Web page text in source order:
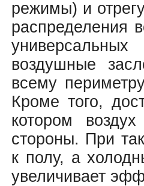
режимы) и
распределения
воздушные
всему
Кроме того,
котором
стороны. При
к полу, а
увеличивает